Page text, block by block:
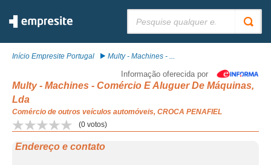
Início Empresite Portugal Multy - Machines - ...
Informação oferecida por
Multy - Machines - Comércio E Aluguer De Máquinas,
Lda
Comércio de outros veículos automóveis, CROCA PENAFIEL
(0 votos)
Endereço e contato